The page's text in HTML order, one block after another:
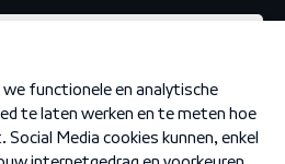
Privacybeleid